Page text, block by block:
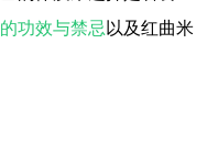
功效与禁忌 以及红曲米